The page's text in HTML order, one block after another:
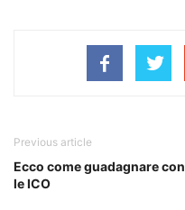
Previous article
Ecco come guadagnare con
le ICO